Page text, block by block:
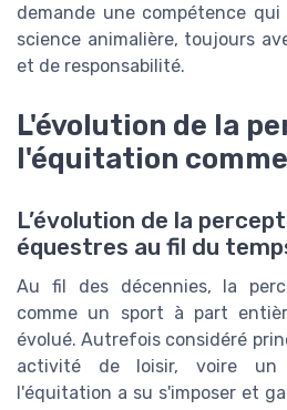
demande une compétence
science animalière, toujours
et de responsabilité.
L'évolution de la
l'équitation
L’évolution de la
équestres au fil du
Au fil des décennies, la
comme un sport à part
évolué. Autrefois considéré
activité de loisir, voire un
l'équitation a su s'imposer et